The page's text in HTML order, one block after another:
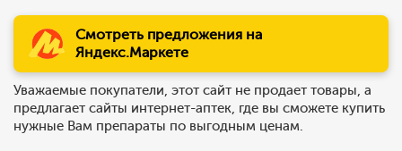
Смотреть предложения на
Яндекс.Маркете
Уважаемые покупатели, этот сайт не продает товары, а
предлагает сайты интернет-аптек, где вы сможете купить
нужные Вам препараты по выгодным ценам.